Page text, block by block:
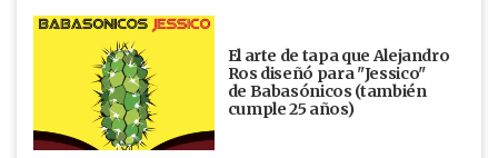
El arte de tapa que Alejandro
Ros diseñó para "Jessico"
de Babasónicos (también
cumple 25 años)